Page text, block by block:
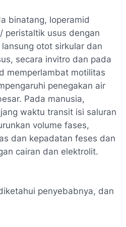
binatang, loperamid
peristaltik usus dengan
otot sirkular dan
secara invitro dan pada
memperlambat motilitas
penegakan air
Pada manusia,
waktu transit isi saluran
volume fases,
dan kepadatan feses dan
cairan dan elektrolit.
penyebabnya, dan